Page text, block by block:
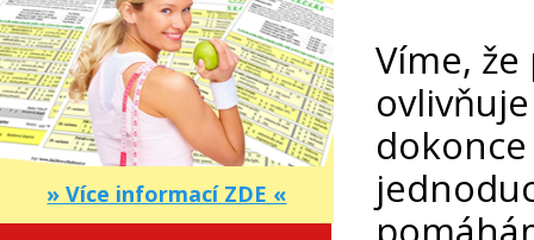
Víme,
» Více informací ZDE «